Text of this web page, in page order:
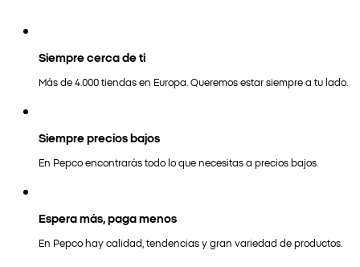
Siempre cerca de ti
Más de 4.000 tiendas en Europa. Queremos estar siempre a tu lado.
Siempre precios bajos
En Pepco encontrarás todo lo que necesitas a precios bajos.
Espera más, paga menos
En Pepco hay calidad, tendencias y gran variedad de productos.